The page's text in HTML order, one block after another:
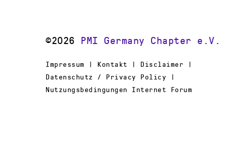
©2026 PMI Germany Chapter e.V.
Impressum | Kontakt | Disclaimer |
Datenschutz / Privacy Policy |
Nutzungsbedingungen Internet Forum